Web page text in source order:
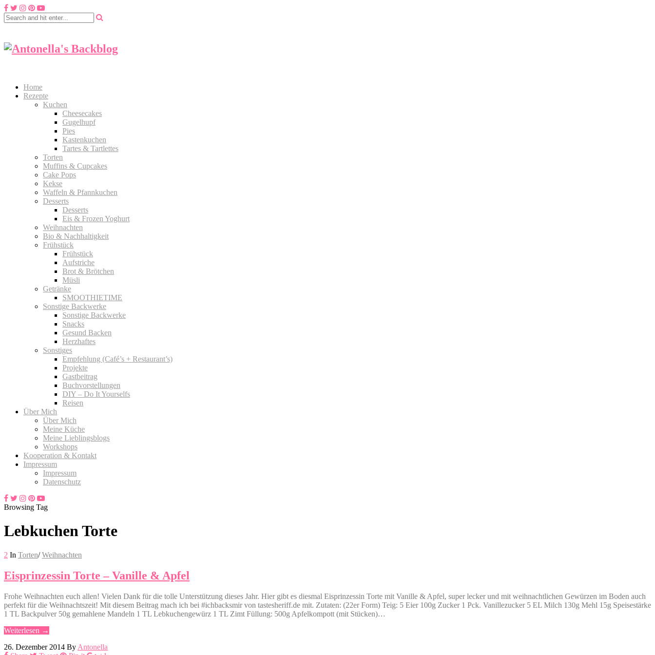
Home
Rezepte
Kuchen
Cheesecakes
Gugelhupf
Pies
Kastenkuchen
Tartes & Tartlettes
Torten
Muffins & Cupcakes
Cake Pops
Kekse
Waffeln & Pfannkuchen
Desserts
Desserts
Eis & Frozen Yoghurt
Weihnachten
Bio & Nachhaltigkeit
Frühstück
Frühstück
Aufstriche
Brot & Brötchen
Müsli
Getränke
SMOOTHIETIME
Sonstige Backwerke
Sonstige Backwerke
Snacks
Gesund Backen
Herzhaftes
Sonstiges
Empfehlung (Café’s + Restaurant’s)
Projekte
Gastbeitrag
Buchvorstellungen
DIY – Do It Yourselfs
Reisen
Über Mich
Über Mich
Meine Küche
Meine Lieblingsblogs
Workshops
Kooperation & Kontakt
Impressum
Impressum
Datenschutz
Browsing Tag
Lebkuchen Torte
2 In Torten/ Weihnachten
Eisprinzessin Torte – Vanille & Apfel
Frohe Weihnachten euch allen! Vielen Dank für die tolle Unterstützung dieses Jahr. Hier gibt es diesmal Eisprinzessin Torte mit Vanille & Apfel, super lecker und mit weihnachtlichen Gewürzen im Boden auch
perfekt für die Weihnachtszeit! Mit diesem Beitrag mach ich bei #ichbacksmir von tastesheriff.de mit. Zutaten: (22er Form) Teig: 5 Eier 100g Zucker 1 Pck. Vanillezucker 5 EL Milch 130g Mehl 15g Speisestärke
1 TL Backpulver 50g gemahlene Mandeln 1 TL Lebkuchengewürz 1 TL Zimt Füllung: 500g Apfelkompott (mit Stücken)…
Weiterlesen →
26. Dezember 2014 By Antonella